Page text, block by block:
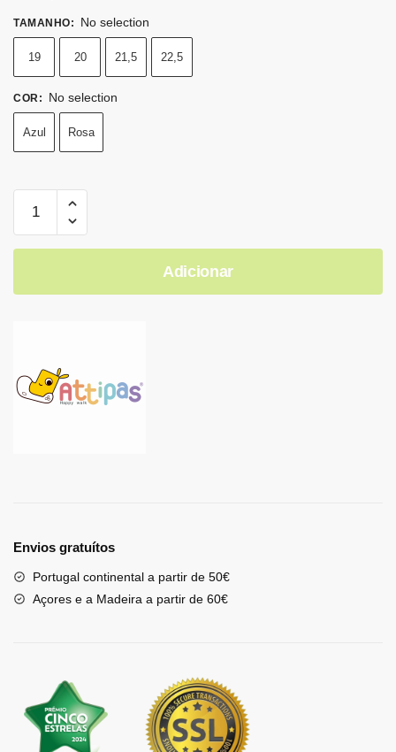
TAMANHO: No selection
19 20 21,5 22,5
COR: No selection
Azul Rosa
Adicionar
Envios gratuítos
Portugal continental a partir de 50€
Açores e a Madeira a partir de 60€